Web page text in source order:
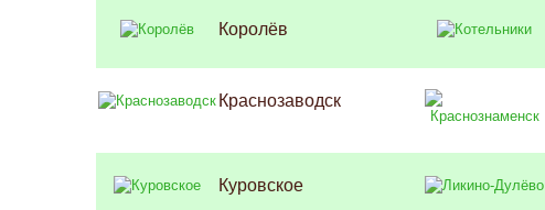
Королёв
Краснозаводск
Куровское